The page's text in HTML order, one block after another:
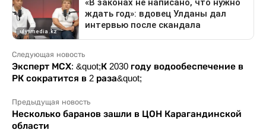
Следующая новость
Эксперт МСХ: &quot;К 2030 году водообеспечение в
РК сократится в 2 раза&quot;
Предыдущая новость
Несколько баранов зашли в ЦОН Карагандинской
области